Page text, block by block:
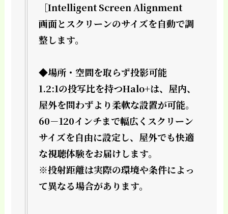
［Intelligent Screen Alignment
画面とスクリーンのサイズを自動で調
整します。
◆場所・空間を取らず投影可能
1.2:1の投写比を持つHalo+は、屋内、
屋外を問わずより柔軟な設置が可能。
60－120インチまで幅広くスクリーン
サイズを自由に設定し、屋外でも快適
な視聴体験をお届けします。
※投射距離は実際の環境や条件によっ
て異なる場合があります。